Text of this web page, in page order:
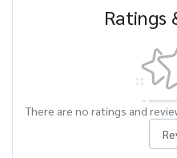
Ratings
There are no ratings and